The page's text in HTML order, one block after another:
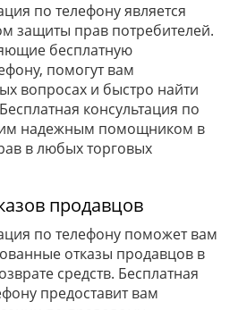
по телефону является
защиты прав потребителей.
бесплатную
помогут вам
вопросах и быстро найти
консультация по
надежным помощником в
в любых торговых
продавцов
по телефону поможет вам
отказы продавцов в
средств. Бесплатная
предоставит вам